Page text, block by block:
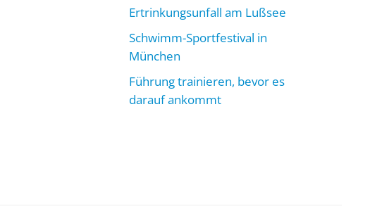
Ertrinkungsunfall am Lußsee
Schwimm-Sportfestival in
München
Führung trainieren, bevor es
darauf ankommt